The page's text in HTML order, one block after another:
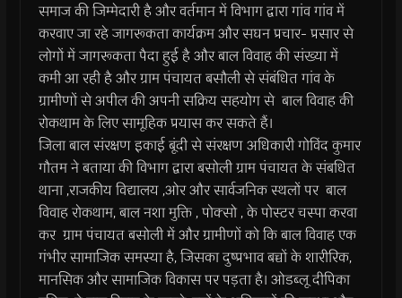
समाज की जिम्मेदारी है और वर्तमान में विभाग द्वारा गांव गांव में
करवाए जा रहे जागरूकता कार्यक्रम और सघन प्रचार- प्रसार से
लोगों में जागरूकता पैदा हुई है और बाल विवाह की संख्या में
कमी आ रही है और ग्राम पंचायत बसौली से संबंधित गांव के
ग्रामीणों से अपील की अपनी सक्रिय सहयोग से बाल विवाह की
रोकथाम के लिए सामूहिक प्रयास कर सकते हैं।
जिला बाल संरक्षण इकाई बूंदी से संरक्षण अधिकारी गोविंद कुमार
गौतम ने बताया की विभाग द्वारा बसोली ग्राम पंचायत के संबधित
थाना ,राजकीय विद्यालय ,ओर और सार्वजनिक स्थलों पर बाल
विवाह रोकथाम, बाल नशा मुक्ति , पोक्सो , के पोस्टर चस्पा करवा
कर ग्राम पंचायत बसोली में और ग्रामीणों को कि बाल विवाह एक
गंभीर सामाजिक समस्या है, जिसका दुष्प्रभाव बच्चों के शारीरिक,
मानसिक और सामाजिक विकास पर पड़ता है। ओडब्लू दीपिका